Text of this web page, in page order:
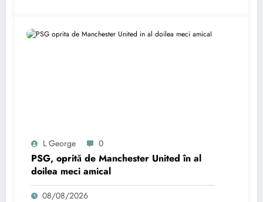
L George 0
PSG, oprită de Manchester United în al
doilea meci amical
08/08/2026